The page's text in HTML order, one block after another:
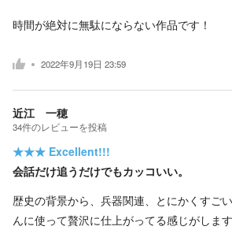
時間が絶対に無駄にならない作品です！
2022年9月19日 23:59
近江 一穂
34件のレビューを投稿
★★★ Excellent!!!
会話だけ追うだけでもカッコいい。
歴史の背景から、兵器関連、とにかくすご
んに使って贅沢に仕上がってる感じがします